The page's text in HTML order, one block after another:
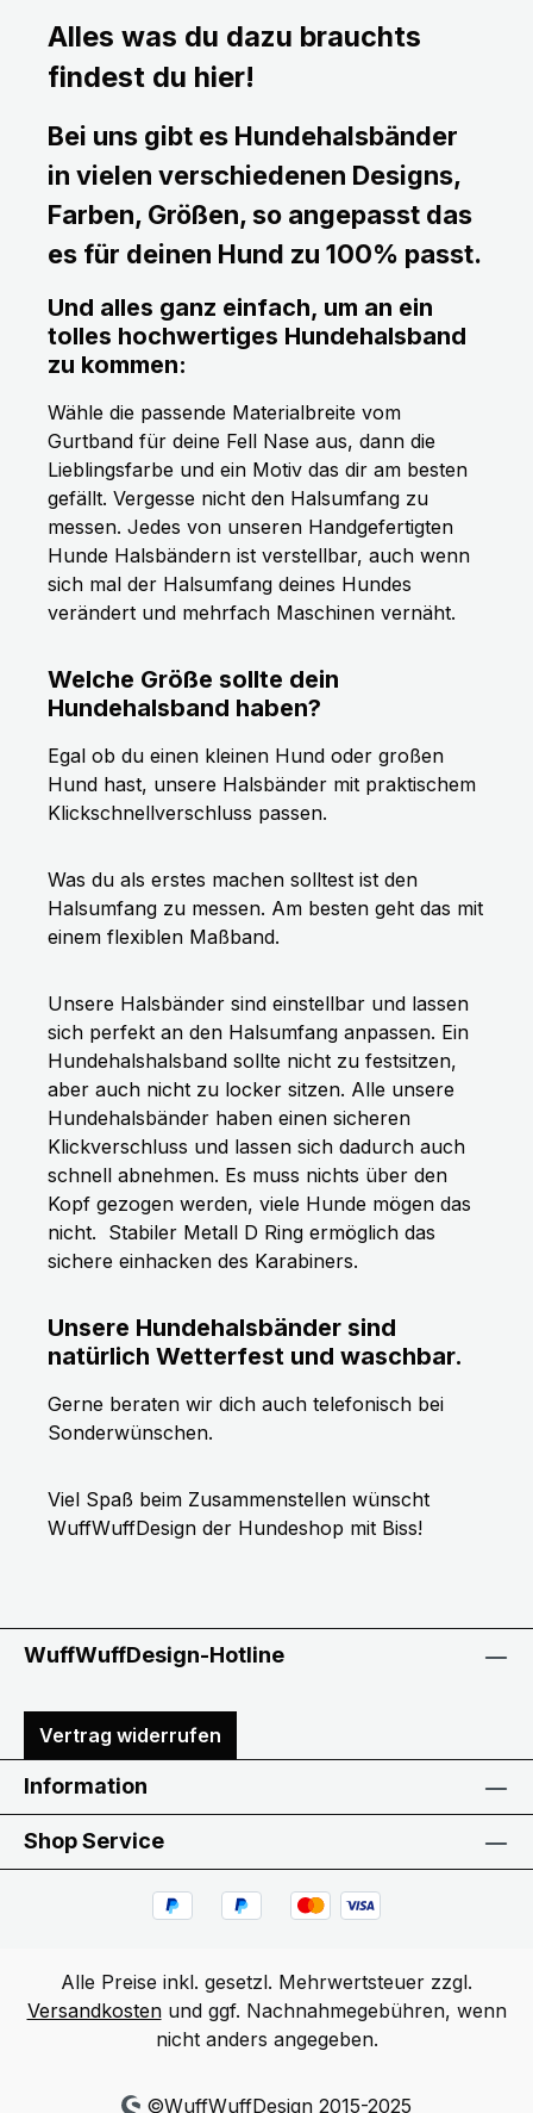
Alles was du dazu brauchts
findest du hier!
Bei uns gibt es Hundehalsbänder
in vielen verschiedenen Designs,
Farben, Größen, so angepasst das
es für deinen Hund zu 100% passt.
Und alles ganz einfach, um an ein
tolles hochwertiges Hundehalsband
zu kommen:
Wähle die passende Materialbreite vom
Gurtband für deine Fell Nase aus, dann die
Lieblingsfarbe und ein Motiv das dir am besten
gefällt. Vergesse nicht den Halsumfang zu
messen. Jedes von unseren Handgefertigten
Hunde Halsbändern ist verstellbar, auch wenn
sich mal der Halsumfang deines Hundes
verändert und mehrfach Maschinen vernäht.
Welche Größe sollte dein
Hundehalsband haben?
Egal ob du einen kleinen Hund oder großen
Hund hast, unsere Halsbänder mit praktischem
Klickschnellverschluss passen.
Was du als erstes machen solltest ist den
Halsumfang zu messen. Am besten geht das mit
einem flexiblen Maßband.
Unsere Halsbänder sind einstellbar und lassen
sich perfekt an den Halsumfang anpassen. Ein
Hundehalshalsband sollte nicht zu festsitzen,
aber auch nicht zu locker sitzen. Alle unsere
Hundehalsbänder haben einen sicheren
Klickverschluss und lassen sich dadurch auch
schnell abnehmen. Es muss nichts über den
Kopf gezogen werden, viele Hunde mögen das
nicht. Stabiler Metall D Ring ermöglich das
sichere einhacken des Karabiners.
Unsere Hundehalsbänder sind
natürlich Wetterfest und waschbar.
Gerne beraten wir dich auch telefonisch bei
Sonderwünschen.
Viel Spaß beim Zusammenstellen wünscht
WuffWuffDesign der Hundeshop mit Biss!
WuffWuffDesign-Hotline
Vertrag widerrufen
Information
Shop Service
Alle Preise inkl. gesetzl. Mehrwertsteuer zzgl.
Versandkostenund ggf. Nachnahmegebühren, wenn
nicht anders angegeben.
©WuffWuffDesign 2015-2025